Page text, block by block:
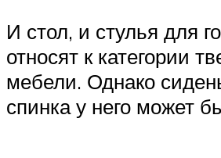
И стол, и стулья для
относят к категории
мебели. Однако
спинка у него может